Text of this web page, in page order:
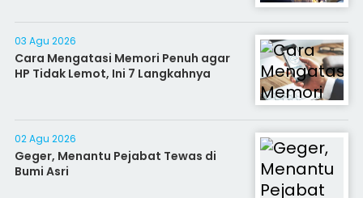
03 Agu 2026
Cara Mengatasi Memori Penuh agar
HP Tidak Lemot, Ini 7 Langkahnya
02 Agu 2026
Geger, Menantu Pejabat Tewas di
Bumi Asri